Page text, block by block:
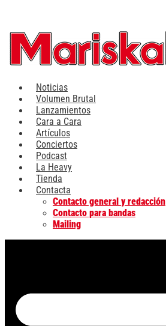
contenido
Noticias
Volumen Brutal
Lanzamientos
Cara a Cara
Artículos
Conciertos
Podcast
La Heavy
Tienda
Contacta
Contacto general y redacción
Contacto para bandas
Mailing